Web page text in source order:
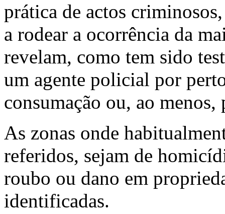
prática de actos
a rodear a ocorrência da
revelam, como tem sido
um agente policial por
consumação ou, ao
As zonas onde
referidos, sejam de
roubo ou dano em
identificadas.